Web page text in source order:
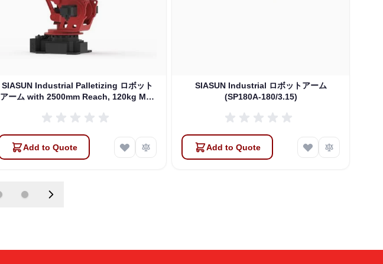
SIASUN Industrial Palletizing ロボット
アーム with 2500mm Reach, 120kg Max
Add to Quote
SIASUN Industrial ロボットアーム
(SP180A-180/3.15)
Add to Quote